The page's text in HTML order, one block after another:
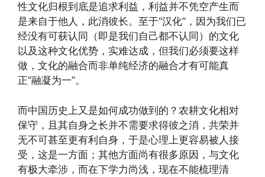
性文化归根到底是追求利益，利益并不凭空产生而
是来自于他人，此消彼长。至于“汉化”，因为我们已
经没有可获认同（即是我们自己都不认同）的文化
以及这种文化优势，实难达成，但我们必须要这样
做，文化的融合而非单纯经济的融合才有可能真
正“融凝为一”。
而中国历史上又是如何成功做到的？农耕文化相对
保守，且其自身之长并不需要求得彼之消，共荣并
无不可甚至更有利自身，于是心理上更容易被人接
受，这是一方面；其他方面尚有很多原因，与文化
有极大牵涉，而在下学力尚浅，现在不能梳理清